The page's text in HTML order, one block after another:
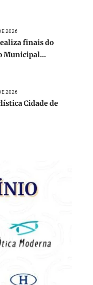
2026
finais do
Municipal...
2026
Cidade de